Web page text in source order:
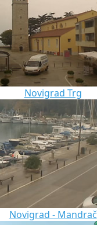
Novigrad Trg
Novigrad - Mandrač